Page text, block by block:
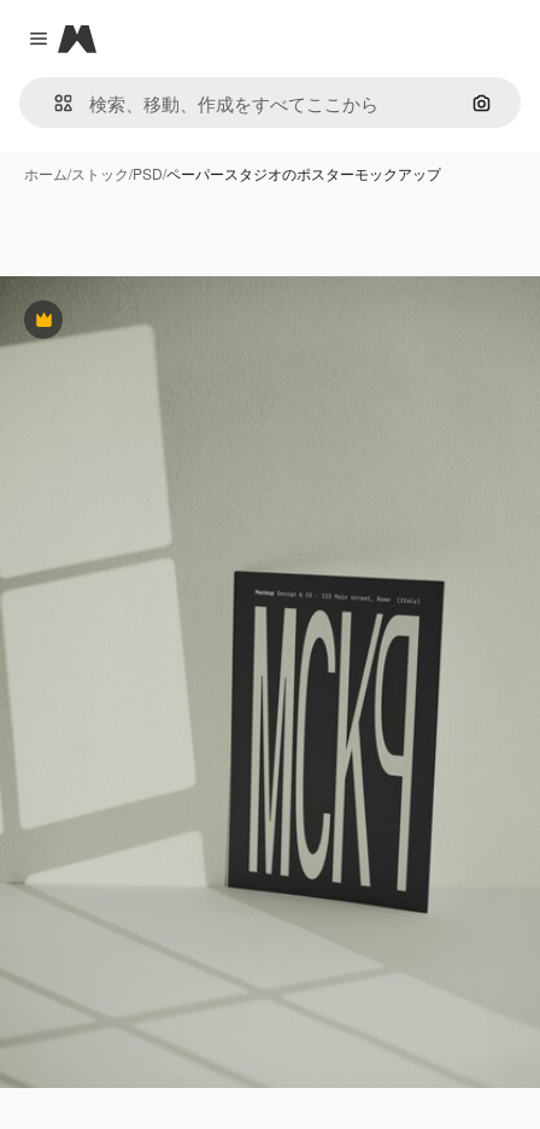
Close menu
Magnific
画像で
ホーム/ストック/PSD/ペーパースタジオのポスターモックアップ
Premium